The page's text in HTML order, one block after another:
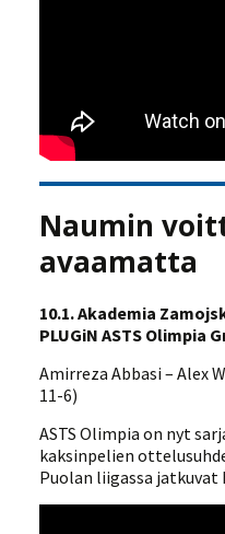
Naumin
avaamatta
10.1. Akademia
PLUGiN ASTS Olimpia
Amirreza Abbasi – Alex
11-6)
ASTS Olimpia on nyt
kaksinpelien
Puolan liigassa jatkuvat